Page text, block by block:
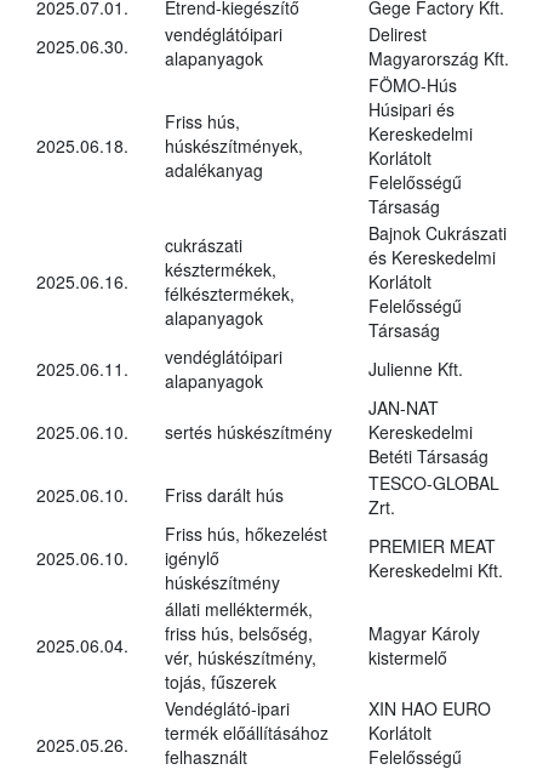
2025.07.01. Étrend-kiegészítő
Gege Factory Kft.
2025.06.30.
vendéglátóipari
alapanyagok
Delirest
Magyarország Kft.
2025.06.18.
Friss hús,
húskészítmények,
adalékanyag
FÖMO-Hús
Húsipari és
Kereskedelmi
Korlátolt
Felelősségű
Társaság
2025.06.16.
cukrászati
késztermékek,
félkésztermékek,
alapanyagok
Bajnok Cukrászati
és Kereskedelmi
Korlátolt
Felelősségű
Társaság
2025.06.11.
vendéglátóipari
alapanyagok
Julienne Kft.
2025.06.10. sertés húskészítmény
JAN-NAT
Kereskedelmi
Betéti Társaság
2025.06.10.
Friss darált hús
TESCO-GLOBAL
Zrt.
2025.06.10.
Friss hús, hőkezelést
igénylő
húskészítmény
PREMIER MEAT
Kereskedelmi Kft.
2025.06.04.
állati melléktermék,
friss hús, belsőség,
vér, húskészítmény,
tojás, fűszerek
Magyar Károly
kistermelő
2025.05.26.
Vendéglátó-ipari
termék előállításához
felhasznált
XIN HAO EURO
Korlátolt
Felelősségű